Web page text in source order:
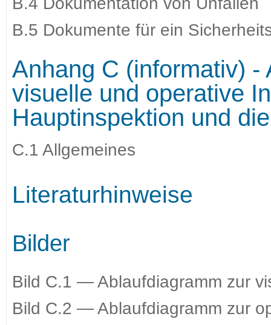
B.5 Dokumente für ein
Anhang C (informativ) -
visuelle und operative
Hauptinspektion und
C.1 Allgemeines
Literaturhinweise
Bilder
Bild C.1 — Ablaufdiagramm zur
Bild C.2 — Ablaufdiagramm zur